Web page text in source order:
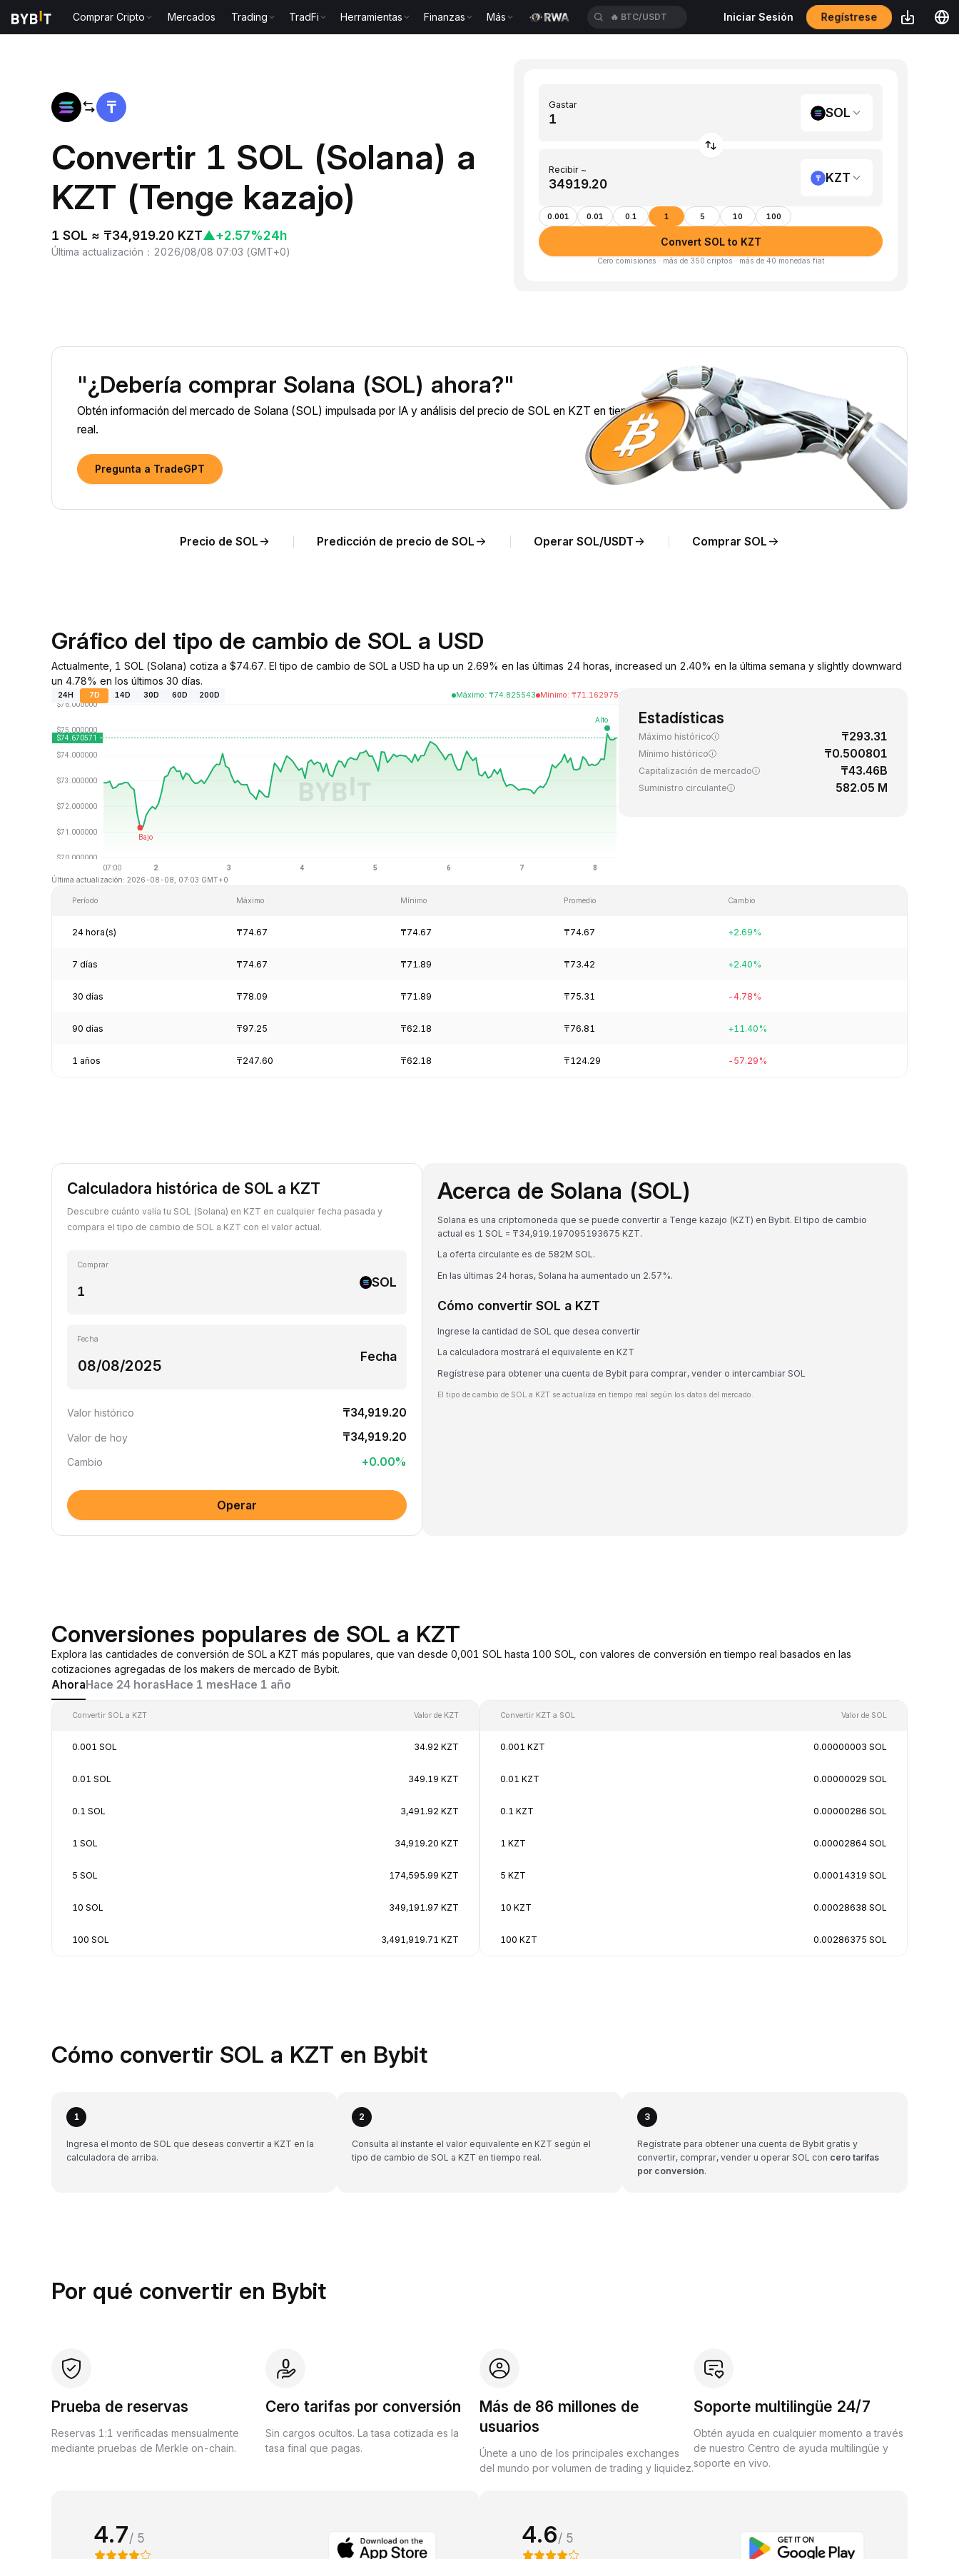
Comprar Cripto Mercados Trading TradFi Herramientas Finanzas Más 🔥 BTC/USDT Iniciar Sesión Regístrese
Convertir 1 SOL (Solana) a
KZT (Tenge kazajo)
1 SOL ≈ ₸34,919.20 KZT▲+2.57%24h
Última actualización ： 2026/08/08 07:03 (GMT+0)
Gastar
SOL
Recibir ~
KZT
0.001 0.01 0.1 1 5 10 100
Convert SOL to KZT
Cero comisiones · más de 350 criptos · más de 40 monedas fiat
"¿Debería comprar Solana (SOL) ahora?"
Obtén información del mercado de Solana (SOL) impulsada por IA y análisis del precio de SOL en KZT en tiempo
real.
Pregunta a TradeGPT
Precio de SOL Predicción de precio de SOL Operar SOL/USDT Comprar SOL
Gráfico del tipo de cambio de SOL a USD
Actualmente, 1 SOL (Solana) cotiza a $74.67. El tipo de cambio de SOL a USD ha up un 2.69% en las últimas 24 horas, increased un 2.40% en la última semana y slightly downward
un 4.78% en los últimos 30 días.
24H 7D 14D 30D 60D 200D Máximo: ₸74.825543 Mínimo: ₸71.162975
Última actualización: 2026-08-08, 07:03 GMT+0
Estadísticas
Máximo histórico ₸293.31
Mínimo histórico ₸0.500801
Capitalización de mercado ₸43.46B
Suministro circulante 582.05 M
Período Máximo Mínimo Promedio Cambio
24 hora(s) ₸74.67 ₸74.67 ₸74.67 +2.69%
7 días ₸74.67 ₸71.89 ₸73.42 +2.40%
30 días ₸78.09 ₸71.89 ₸75.31 -4.78%
90 días ₸97.25 ₸62.18 ₸76.81 +11.40%
1 años ₸247.60 ₸62.18 ₸124.29 -57.29%
Calculadora histórica de SOL a KZT
Descubre cuánto valía tu SOL (Solana) en KZT en cualquier fecha pasada y
compara el tipo de cambio de SOL a KZT con el valor actual.
Comprar
SOL
Fecha
Fecha
Valor histórico ₸34,919.20
Valor de hoy ₸34,919.20
Cambio +0.00%
Operar
Acerca de Solana (SOL)
Solana es una criptomoneda que se puede convertir a Tenge kazajo (KZT) en Bybit. El tipo de cambio
actual es 1 SOL = ₸34,919.197095193675 KZT.
La oferta circulante es de 582M SOL.
En las últimas 24 horas, Solana ha aumentado un 2.57%.
Cómo convertir SOL a KZT
Ingrese la cantidad de SOL que desea convertir
La calculadora mostrará el equivalente en KZT
Regístrese para obtener una cuenta de Bybit para comprar, vender o intercambiar SOL
El tipo de cambio de SOL a KZT se actualiza en tiempo real según los datos del mercado.
Conversiones populares de SOL a KZT
Explora las cantidades de conversión de SOL a KZT más populares, que van desde 0,001 SOL hasta 100 SOL, con valores de conversión en tiempo real basados en las
cotizaciones agregadas de los makers de mercado de Bybit.
AhoraHace 24 horasHace 1 mesHace 1 año
Convertir SOL a KZT Valor de KZT
0.001 SOL 34.92 KZT
0.01 SOL 349.19 KZT
0.1 SOL 3,491.92 KZT
1 SOL 34,919.20 KZT
5 SOL 174,595.99 KZT
10 SOL 349,191.97 KZT
100 SOL 3,491,919.71 KZT
Convertir KZT a SOL Valor de SOL
0.001 KZT 0.00000003 SOL
0.01 KZT 0.00000029 SOL
0.1 KZT 0.00000286 SOL
1 KZT 0.00002864 SOL
5 KZT 0.00014319 SOL
10 KZT 0.00028638 SOL
100 KZT 0.00286375 SOL
Cómo convertir SOL a KZT en Bybit
1
Ingresa el monto de SOL que deseas convertir a KZT en la
calculadora de arriba.
2
Consulta al instante el valor equivalente en KZT según el
tipo de cambio de SOL a KZT en tiempo real.
3
Regístrate para obtener una cuenta de Bybit gratis y
convertir, comprar, vender u operar SOL con cero tarifas
por conversión.
Por qué convertir en Bybit
Prueba de reservas
Reservas 1:1 verificadas mensualmente
mediante pruebas de Merkle on-chain.
Cero tarifas por conversión
Sin cargos ocultos. La tasa cotizada es la
tasa final que pagas.
Más de 86 millones de
usuarios
Únete a uno de los principales exchanges
del mundo por volumen de trading y liquidez.
Soporte multilingüe 24/7
Obtén ayuda en cualquier momento a través
de nuestro Centro de ayuda multilingüe y
soporte en vivo.
4.7/ 5 4.6/ 5